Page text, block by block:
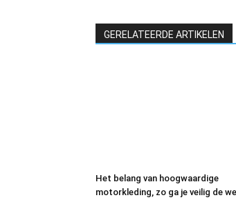
GERELATEERDE ARTIKELEN
Het belang van hoogwaardige
motorkleding, zo ga je veilig de